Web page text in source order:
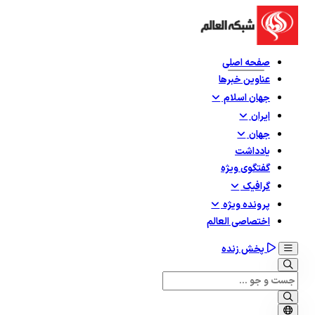
صفحه اصلی
عناوین خبرها
جهان اسلام
ایران
جهان
یادداشت
گفتگوی ویژه
گرافيک
پرونده ویژه
اختصاصی العالم
پخش زنده